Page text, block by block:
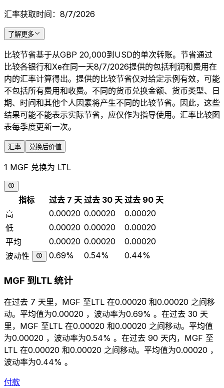
汇率获取时间：8/7/2026
了解更多
比较节省基于从GBP 20,000到USD的单次转账。节省通过
比较各银行和Xe在同一天8/7/2026提供的包括利润和费用在
内的汇率计算得出。提供的比较节省仅对给定示例有效，可能
不包括所有费用和收费。不同的货币兑换金额、货币类型、日
期、时间和其他个人因素将产生不同的比较节省。因此，这些
结果可能不能表示实际节省，应仅作为指导使用。汇率比较图
表每季度更新一次。
汇率 兑换后价值
1 MGF 兑换为 LTL
指标 过去 7 天 过去 30 天 过去 90 天
高
0.00020 0.00020
0.00020
低
0.00020 0.00020
0.00020
平均
0.00020 0.00020
0.00020
波动性
0.69% 0.54% 0.44%
MGF 到LTL 统计
在过去 7 天里，MGF 至LTL 在0.00020 和0.00020 之间移
动。平均值为0.00020 ，波动率为0.69% 。在过去 30 天
里，MGF 至LTL 在0.00020 和0.00020 之间移动。平均值
为0.00020 ，波动率为0.54% 。在过去 90 天内，MGF 至
LTL 在0.00020 和0.00020 之间移动。平均值为0.00020 ，
波动率为0.44% 。
付款